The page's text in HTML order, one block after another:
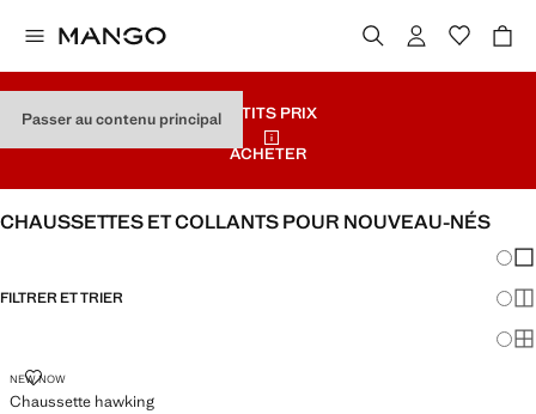
Passer au contenu principalPETITS PRIX
ACHETER
CHAUSSETTES ET COLLANTS POUR NOUVEAU-NÉS
FILTRER ET TRIER
NEW NOW
Chaussette hawking
CHAUSSETTE HAWKING